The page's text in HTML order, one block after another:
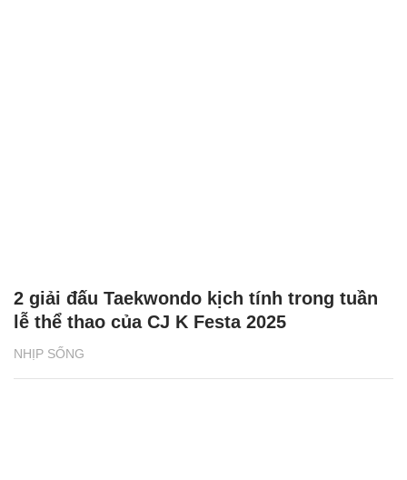
NHỊP SỐNG
2 giải đấu Taekwondo kịch tính trong tuần
lễ thể thao của CJ K Festa 2025